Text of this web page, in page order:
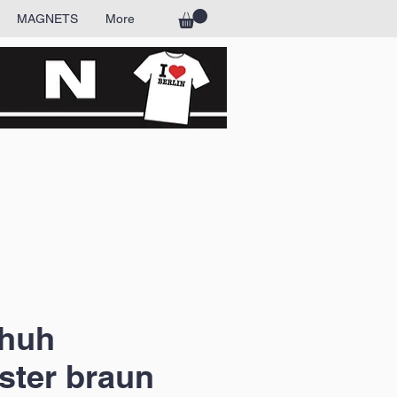
MAGNETS More
braun